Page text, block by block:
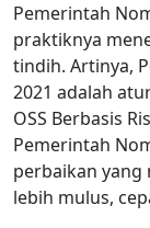
Pemerintah
praktiknya
tindih. Artinya,
2021 adalah
OSS Berbasis
Pemerintah
perbaikan
lebih mulus,